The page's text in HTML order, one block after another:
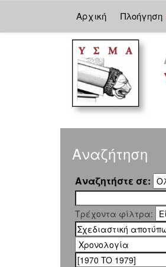
Αρχική Πλοήγηση
Αναζήτηση
Αναζητήστε σε:
Τρέχοντα φίλτρα: